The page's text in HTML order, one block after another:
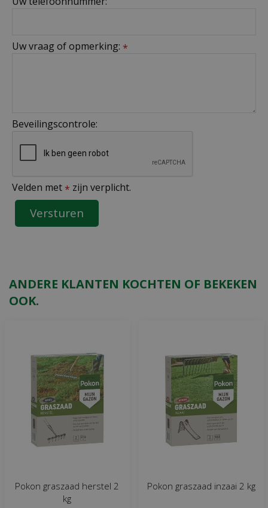
Uw vraag of opmerking: *
Beveilingscontrole:
Velden met * zijn verplicht.
ANDERE KLANTEN KOCHTEN OF BEKEKEN
OOK.
Pokon graszaad herstel 2
kg
Pokon graszaad inzaai 2 kg